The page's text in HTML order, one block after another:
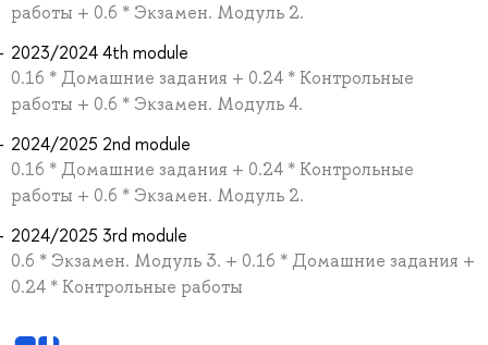
работы + 0.6 * Экзамен. Модуль 2.
2023/2024 4th module
0.16 * Домашние задания + 0.24 * Контрольные
работы + 0.6 * Экзамен. Модуль 4.
2024/2025 2nd module
0.16 * Домашние задания + 0.24 * Контрольные
работы + 0.6 * Экзамен. Модуль 2.
2024/2025 3rd module
0.6 * Экзамен. Модуль 3. + 0.16 * Домашние задания +
0.24 * Контрольные работы